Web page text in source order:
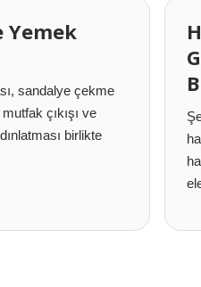
Yemek
sandalye çekme
çıkışı ve
birlikte